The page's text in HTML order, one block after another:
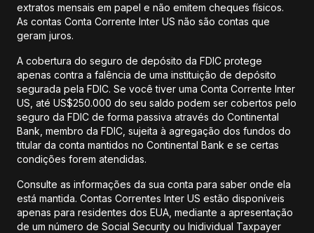
extratos mensais em papel e não emitem cheques físicos.
As contas Conta Corrente Inter US não são contas que
geram juros.
A cobertura do seguro de depósito da FDIC protege
apenas contra a falência de uma instituição de depósito
segurada pela FDIC. Se você tiver uma Conta Corrente Inter
US, até US$250.000 do seu saldo podem ser cobertos pelo
seguro da FDIC de forma passiva através do Continental
Bank, membro da FDIC, sujeita à agregação dos fundos do
titular da conta mantidos no Continental Bank e se certas
condições forem atendidas.
Consulte as informações da sua conta para saber onde ela
está mantida. Contas Correntes Inter US estão disponíveis
apenas para residentes dos EUA, mediante a apresentação
de um número de Social Security ou Inidividual Taxpayer